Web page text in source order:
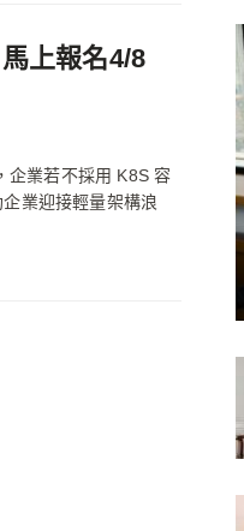
上報名4/8
企業若不採用 K8S 容
業迎接輕量架構浪